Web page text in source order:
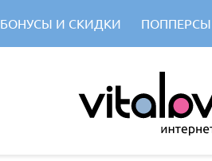
БОНУСЫ И СКИДКИ